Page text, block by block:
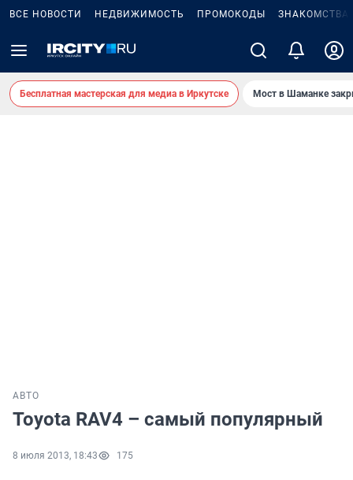
ВСЕ НОВОСТИ НЕДВИЖИМОСТЬ ПРОМОКОДЫ ЗНАКОМСТВА
Бесплатная мастерская для медиа в Иркутске Мост в Шаманке
АВТО
Toyota RAV4 – самый популярный
8 июля 2013, 18:43 175